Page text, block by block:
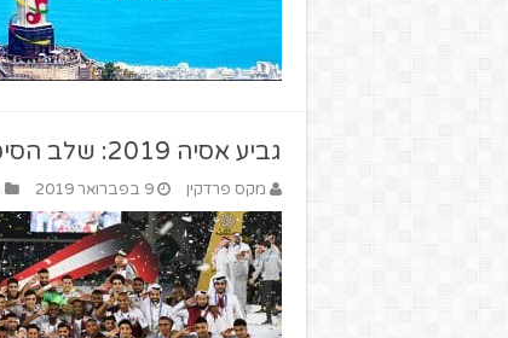
גביע אסיה 2019: שלב הסיכומים
מקס פרדקין 9 בפברואר 2019